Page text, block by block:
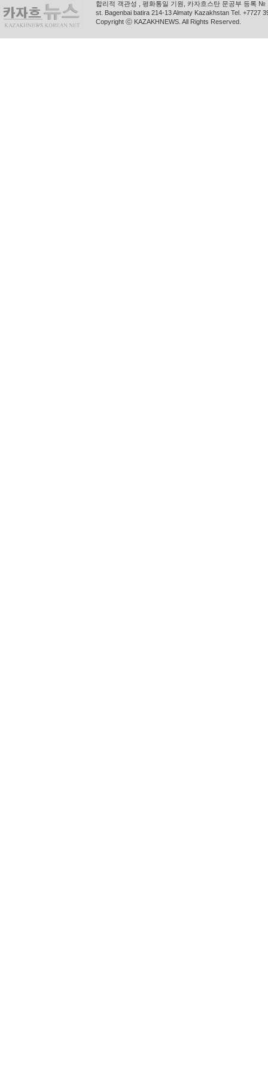
합리적 객관성 , 평화통일 기원, 카자흐스탄 문공부 등록
st. Bagenbai batira 214-13 Almaty Kazakhstan Tel. +7727
Copyright ⓒ KAZAKHNEWS. All Rights Reserved.